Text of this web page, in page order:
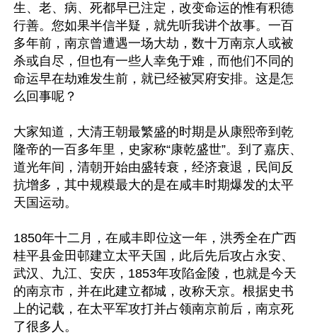
生、老、病、死都早已注定，改变命运的惟有积德
行善。您如果半信半疑，就先听我讲个故事。一百
多年前，南京曾遭遇一场大劫，数十万南京人或被
杀或自尽，但也有一些人幸免于难，而他们不同的
命运早在劫难发生前，就已经被冥府安排。这是怎
么回事呢？
大家知道，大清王朝最繁盛的时期是从康熙帝到乾
隆帝的一百多年里，史家称“康乾盛世”。到了嘉庆、
道光年间，清朝开始由盛转衰，经济衰退，民间反
抗增多，其中规糢最大的是在咸丰时期爆发的太平
天国运动。
1850年十二月，在咸丰即位这一年，洪秀全在广西
桂平县金田邨建立太平天国，此后先后攻占永安、
武汉、九江、安庆，1853年攻陷金陵，也就是今天
的南京市，并在此建立都城，改称天京。根据史书
上的记载，在太平军攻打并占领南京前后，南京死
了很多人。